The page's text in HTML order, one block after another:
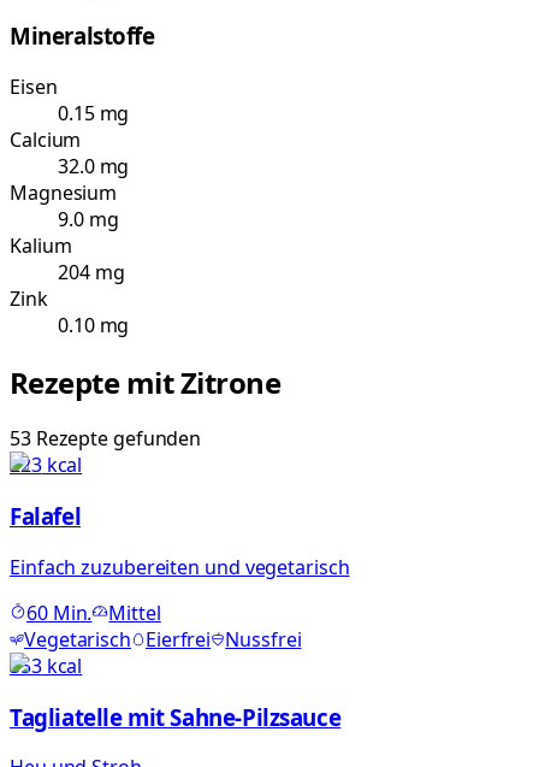
Mineralstoffe
Eisen
0.15 mg
Calcium
32.0 mg
Magnesium
9.0 mg
Kalium
204 mg
Zink
0.10 mg
Rezepte mitZitrone
53 Rezeptegefunden
223kcal
Falafel
Einfach zuzubereiten und vegetarisch
60Min.
Mittel
Vegetarisch
Eierfrei
Nussfrei
353kcal
Tagliatelle mit Sahne-Pilzsauce